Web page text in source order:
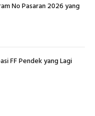
No Pasaran 2026 yang
FF Pendek yang Lagi